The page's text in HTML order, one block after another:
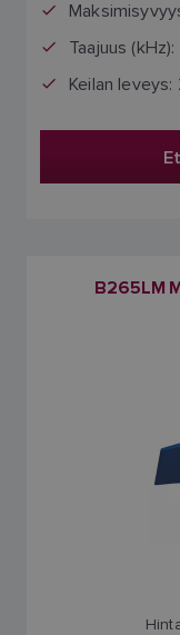
Taajuus
Keilan leveys:
B265LM